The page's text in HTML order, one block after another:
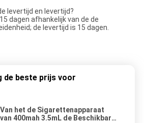
levertijd en levertijd?
dagen afhankelijk van de de
de levertijd is 15 dagen.
de beste prijs voor
Van het de Sigarettenapparaat
van 400mah 3.5mL de Beschikbare